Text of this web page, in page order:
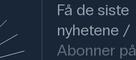
Få de siste
nyhetene
Abonner på